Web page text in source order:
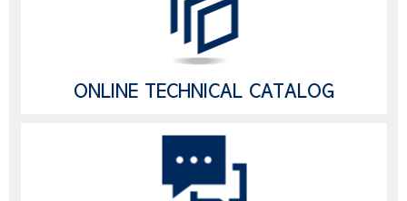
ONLINE TECHNICAL CATALOG